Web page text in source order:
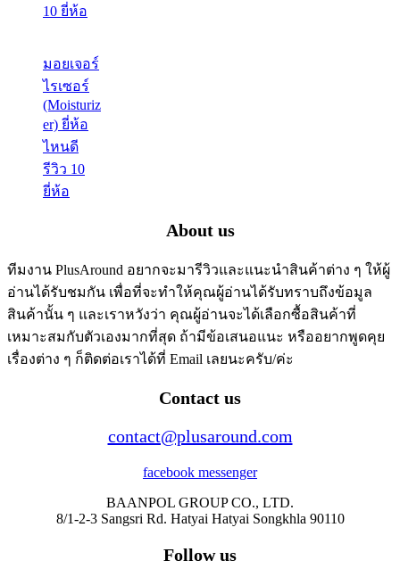
10 ยี่ห้อ
มอยเจอร์
ไรเซอร์
(Moisturiz
er) ยี่ห้อ
ไหนดี
รีวิว 10
ยี่ห้อ
About us
ทีมงาน PlusAround อยากจะมารีวิวและแนะนำสินค้าต่าง ๆ ให้ผู้
อ่านได้รับชมกัน เพื่อที่จะทำให้คุณผู้อ่านได้รับทราบถึงข้อมูล
สินค้านั้น ๆ และเราหวังว่า คุณผู้อ่านจะได้เลือกซื้อสินค้าที่
เหมาะสมกับตัวเองมากที่สุด ถ้ามีข้อเสนอแนะ หรืออยากพูดคุย
เรื่องต่าง ๆ ก็ติดต่อเราได้ที่ Email เลยนะครับ/ค่ะ
Contact us
contact@plusaround.com
facebook messenger
BAANPOL GROUP CO., LTD.
8/1-2-3 Sangsri Rd. Hatyai Hatyai Songkhla 90110
Follow us